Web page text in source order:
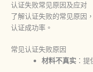
认证失败常见原因及应对
了解认证失败的常见原因
认证成功率。
常见认证失败原因
材料不真实：提